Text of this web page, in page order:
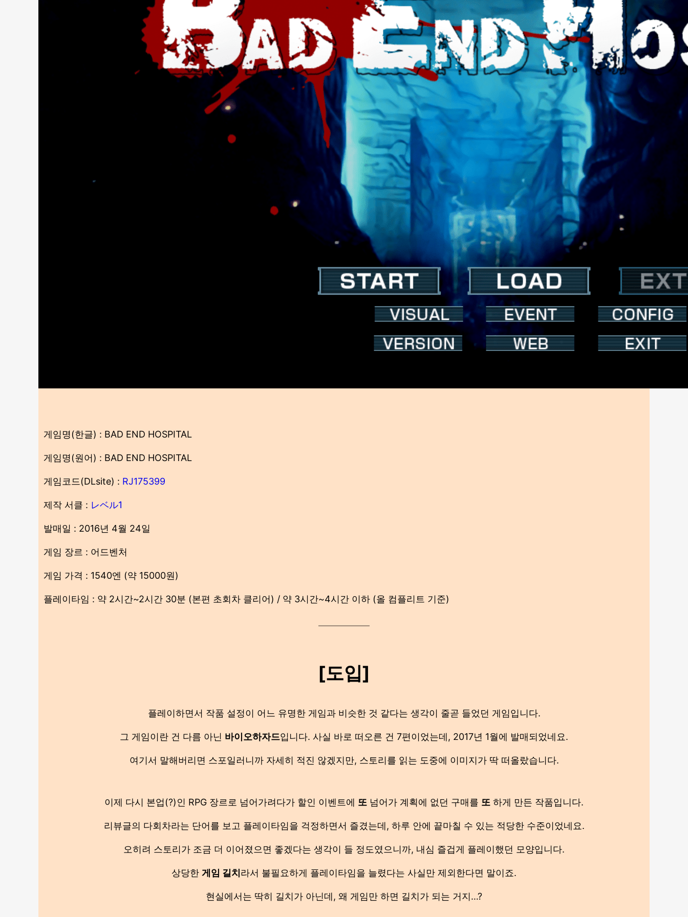
게임명(한글) : BAD END HOSPITAL
게임명(원어) : BAD END HOSPITAL
게임코드(DLsite) : RJ175399
제작 서클 : レベル1
발매일 : 2016년 4월 24일
게임 장르 : 어드벤처
게임 가격 : 1540엔 (약 15000원)
플레이타임 : 약 2시간~2시간 30분 (본편 초회차 클리어) / 약 3시간~4시간 이하 (올 컴플리트 기준)
[도입]
플레이하면서 작품 설정이 어느 유명한 게임과 비슷한 것 같다는 생각이 줄곧 들었던 게임입니다.
그 게임이란 건 다름 아닌 바이오하자드입니다. 사실 바로 떠오른 건 7편이었는데, 2017년 1월에 발매되었네요.
여기서 말해버리면 스포일러니까 자세히 적진 않겠지만, 스토리를 읽는 도중에 이미지가 딱 떠올랐습니다.
이제 다시 본업(?)인 RPG 장르로 넘어가려다가 할인 이벤트에 또 넘어가 계획에 없던 구매를 또 하게 만든 작품입니다.
리뷰글의 다회차라는 단어를 보고 플레이타임을 걱정하면서 즐겼는데, 하루 안에 끝마칠 수 있는 적당한 수준이었네요.
오히려 스토리가 조금 더 이어졌으면 좋겠다는 생각이 들 정도였으니까, 내심 즐겁게 플레이했던 모양입니다.
상당한 게임 길치라서 불필요하게 플레이타임을 늘렸다는 사실만 제외한다면 말이죠.
현실에서는 딱히 길치가 아닌데, 왜 게임만 하면 길치가 되는 거지…?